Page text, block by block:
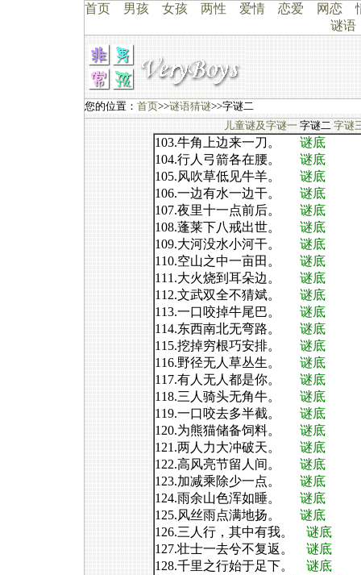
首页 男孩 女孩 两性 爱情 恋爱 网恋
谜语
您的位置： 首页>>谜语猜谜>>字谜二
儿童谜及字谜一 字谜二 字谜
103.牛角上边来一刀。 谜底
104.行人弓箭各在腰。 谜底
105.风吹草低见牛羊。 谜底
106.一边有水一边干。 谜底
107.夜里十一点前后。 谜底
108.蓬莱下八戒出世。 谜底
109.大河没水小河干。 谜底
110.空山之中一亩田。 谜底
111.大火烧到耳朵边。 谜底
112.文武双全不猜斌。 谜底
113.一口咬掉牛尾巴。 谜底
114.东西南北无弯路。 谜底
115.挖掉穷根巧安排。 谜底
116.野径无人草丛生。 谜底
117.有人无人都是你。 谜底
118.三人骑头无角牛。 谜底
119.一口咬去多半截。 谜底
120.为熊猫储备饲料。 谜底
121.两人力大冲破天。 谜底
122.高风亮节留人间。 谜底
123.加减乘除少一点。 谜底
124.雨余山色浑如睡。 谜底
125.风丝雨点满地扬。 谜底
126.三人行，其中有我。 谜底
127.壮士一去兮不复返。 谜底
128.千里之行始于足下。 谜底